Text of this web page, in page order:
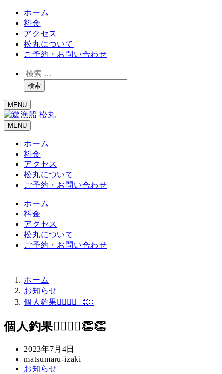
ホーム
料金
アクセス
松丸について
ご予約・お問い合わせ
検
索検索
MENU
MENU
ホーム
料金
アクセス
松丸について
ご予約・お問い合わせ
ホーム
料金
アクセス
松丸について
ご予約・お問い合わせ
ホーム
お知らせ
個人釣果👨‍❤️‍💋‍👨👏👏
個人釣果👨‍❤️‍💋‍👨👏👏
投
稿
日
2023年7月4日
著
者
matsumaru-izaki
カ
お知らせ